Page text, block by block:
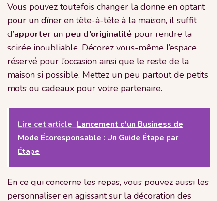
Vous pouvez toutefois changer la donne en optant
pour un dîner en tête-à-tête à la maison, il suffit
d’apporter un peu d’originalité pour rendre la
soirée inoubliable. Décorez vous-même l’espace
réservé pour l’occasion ainsi que le reste de la
maison si possible. Mettez un peu partout de petits
mots ou cadeaux pour votre partenaire.
Lire cet article Lancement d'un Business de
Mode Écoresponsable : Un Guide Étape par
Étape
En ce qui concerne les repas, vous pouvez aussi les
personnaliser en agissant sur la décoration des